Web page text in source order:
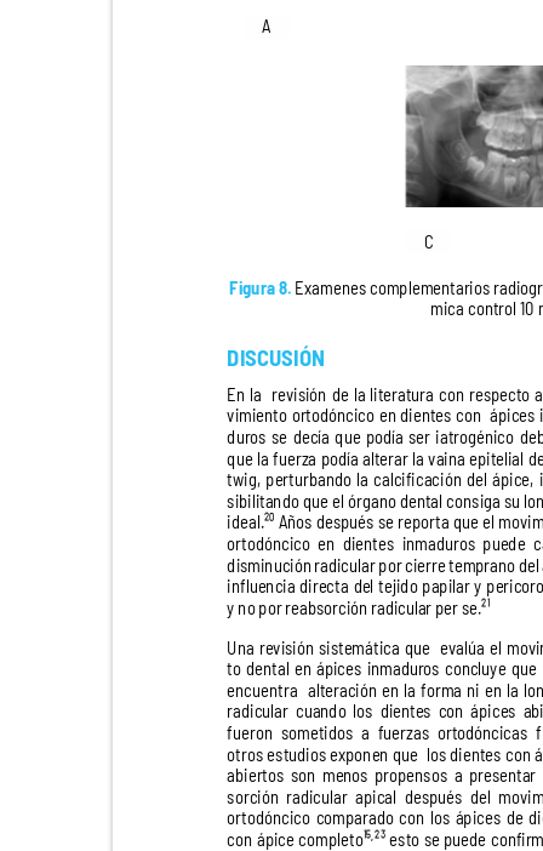
A
C
Figura 8. Examenes complementarios
mica control
DISCUSIÓN
En la revisión de la literatura con
vimiento ortodóncico en dientes con
duros se decía que podía ser iatrogénico
que la fuerza podía alterar la vaina epitelial
twig, perturbando la calcificación del ápice,
sibilitando que el órgano dental consiga su
0
ideal.² Años después se reporta que el
ortodóncico en dientes inmaduros
disminución radicular por cierre temprano
influencia directa del tejido papilar y
y no por reabsorción radicular per se.²¹
Una revisión sistemática que evalúa el
to dental en ápices inmaduros concluye
encuentra alteración en la forma ni en la
radicular cuando los dientes con ápices
fueron sometidos a fuerzas ortodóncicas
otros estudios exponen que los dientes con
abiertos son menos propensos a
sorción radicular apical después del
ortodóncico comparado con los ápices de
con ápice completo¹⁵ ²³ esto se puede